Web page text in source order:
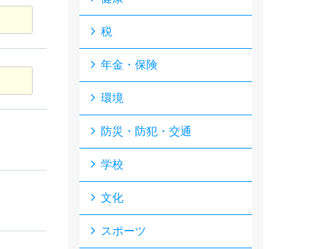
税
年金・保険
環境
防災・防犯・交通
学校
文化
スポーツ